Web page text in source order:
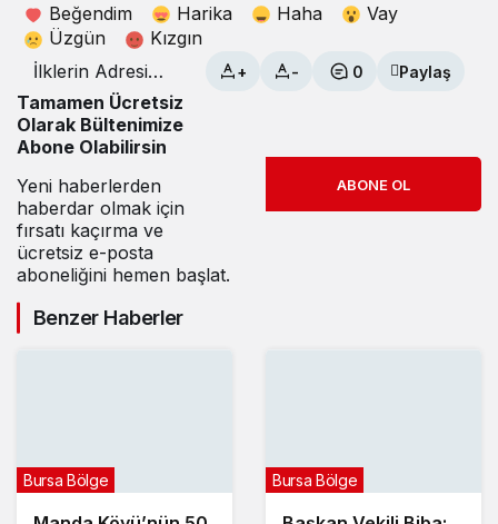
Beğendim Harika Haha
Vay
Üzgün
Kızgın
İlklerin Adresi
YTSO TOGG’u
bünyesine kattı
+ - 0 Paylaş
Tamamen Ücretsiz
Olarak Bültenimize
Abone Olabilirsin
Yeni haberlerden
haberdar olmak için
fırsatı kaçırma ve
ücretsiz e-posta
aboneliğini hemen başlat.
ABONE OL
Benzer Haberler
Bursa Bölge Bursa Bölge